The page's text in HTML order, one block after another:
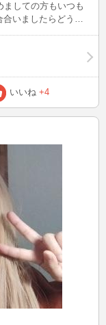
ましての方もいつも
いましたらどうぞ
いいね +4